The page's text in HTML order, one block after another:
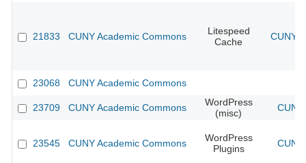
21833 CUNY Academic Commons
Litespeed
Cache
CUNY
23068 CUNY Academic Commons
23709 CUNY Academic Commons
WordPress
(misc)
23545 CUNY Academic Commons
WordPress
Plugins